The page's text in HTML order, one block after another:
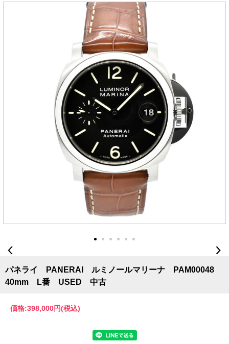
パネライ PANERAI ルミノールマリーナ PAM00048
40mm L番 USED 中古
価格:398,000円(税込)